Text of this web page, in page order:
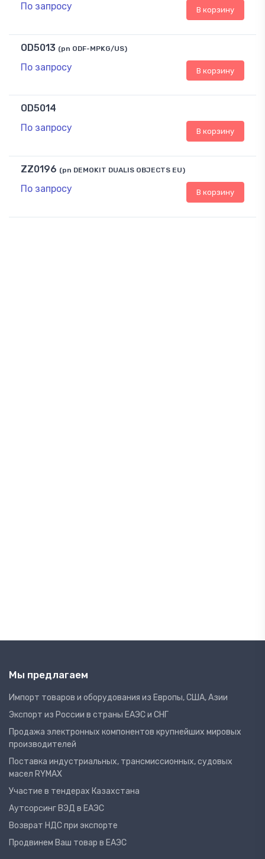
По запросу В корзину
OD5013 (pn ODF-MPKG/US)
По запросу В корзину
OD5014
По запросу
В корзину
ZZ0196 (pn DEMOKIT DUALIS OBJECTS EU)
По запросу В корзину
Мы предлагаем
Импорт товаров и оборудования из Европы, США, Азии
Экспорт из России в страны ЕАЭС и СНГ
Продажа электронных компонентов крупнейших мировых
производителей
Поставка индустриальных, трансмиссионных, судовых
масел RYMAX
Участие в тендерах Казахстана
Аутсорсинг ВЭД в ЕАЭС
Возврат НДС при экспорте
Продвинем Ваш товар в ЕАЭС